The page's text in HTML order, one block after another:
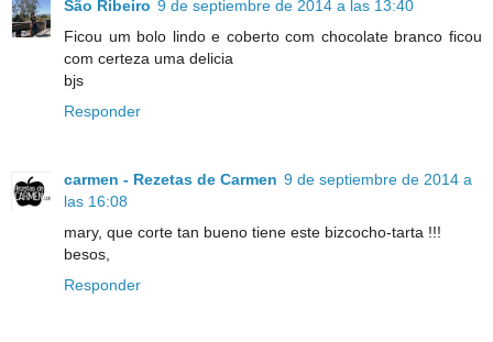
São Ribeiro 9 de septiembre de 2014 a las 13:40
Ficou um bolo lindo e coberto com chocolate branco ficou
com certeza uma delicia
bjs
Responder
carmen - Rezetas de Carmen 9 de septiembre de 2014 a
las 16:08
mary, que corte tan bueno tiene este bizcocho-tarta !!!
besos,
Responder